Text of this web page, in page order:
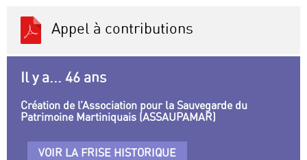
Appel à contributions
Il y a... 46 ans
Création de l’Association pour la Sauvegarde du
Patrimoine Martiniquais (ASSAUPAMAR)
VOIR LA FRISE HISTORIQUE